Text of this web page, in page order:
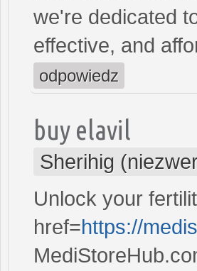
we're dedicated
effective, and
odpowiedz
buy elavil
Sherihig
Unlock your
href=https://